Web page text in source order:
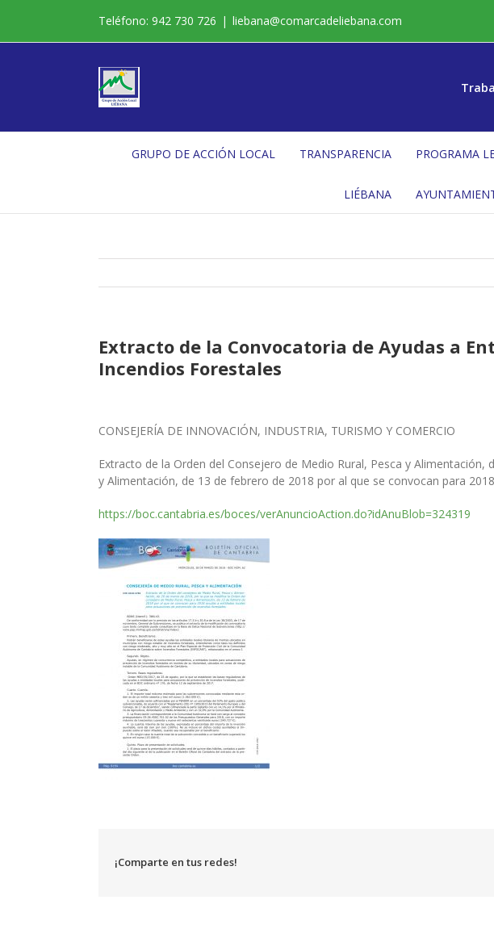
contenido
Teléfono: 942 730 726 | liebana@comarcadeliebana.com
GRUPO DE ACCIÓN LOCAL TRANSPARENCIA PROGRAMA
LIÉBANA
Extracto de la Convocatoria de Ayudas a
Incendios Forestales
CONSEJERÍA DE INNOVACIÓN, INDUSTRIA, TURISMO Y COMERCIO
Extracto de la Orden del Consejero de Medio Rural, Pesca y
y Alimentación, de 13 de febrero de 2018 por al que se convocan para
https://boc.cantabria.es/boces/verAnuncioAction.do?idAnuBlob=324319
¡Comparte en tus redes!